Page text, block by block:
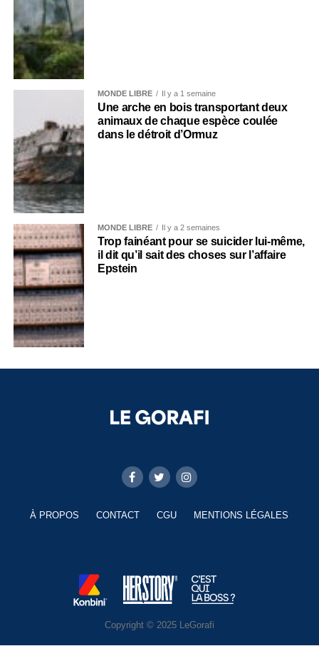
MONDE LIBRE Il y a 1 semaine
Une arche en bois transportant deux
animaux de chaque espèce coulée
dans le détroit d’Ormuz
MONDE LIBRE Il y a 2 semaines
Trop fainéant pour se suicider lui-même,
il dit qu’il sait des choses sur l’affaire
Epstein
À PROPOS CONTACT CGU MENTIONS LÉGALES
Copyright © 2025 LeGorafi